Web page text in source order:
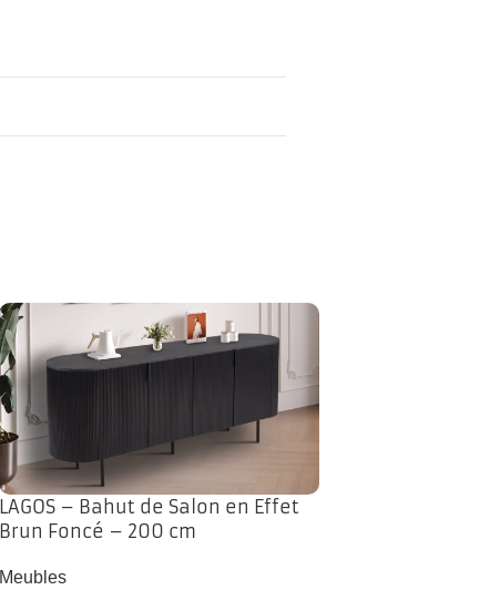
LAGOS – Bahut de Salon en Effet
Brun Foncé – 200 cm
Meubles